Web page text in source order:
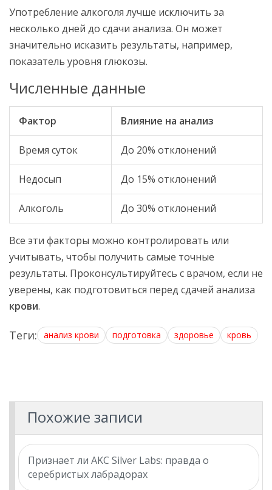
Употребление алкоголя лучше исключить за
несколько дней до сдачи анализа. Он может
значительно исказить результаты, например,
показатель уровня глюкозы.
Численные данные
Фактор Влияние на анализ
Время суток До 20% отклонений
Недосып До 15% отклонений
Алкоголь До 30% отклонений
Все эти факторы можно контролировать или
учитывать, чтобы получить самые точные
результаты. Проконсультируйтесь с врачом, если не
уверены, как подготовиться перед сдачей анализа
крови.
Теги: анализ крови подготовка здоровье кровь
Похожие записи
Признает ли AKC Silver Labs: правда о
серебристых лабрадорах